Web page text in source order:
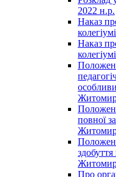
2022 н.р.
Наказ
Наказ
повної
здобуття
Про